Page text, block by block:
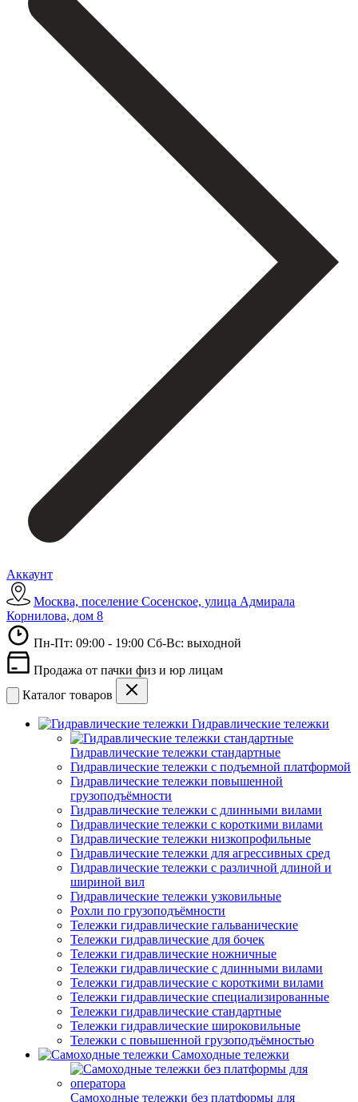
Аккаунт
Москва, поселение Сосенское, улица Адмирала
Корнилова, дом 8
Пн-Пт: 09:00 - 19:00 Сб-Вс: выходной
Продажа от пачки физ и юр лицам
Каталог товаров
Гидравлические тележки
Гидравлические тележки стандартные
Гидравлические тележки с подъемной платформой
Гидравлические тележки повышенной
грузоподъёмности
Гидравлические тележки с длинными вилами
Гидравлические тележки с короткими вилами
Гидравлические тележки низкопрофильные
Гидравлические тележки для агрессивных сред
Гидравлические тележки с различной длиной и
шириной вил
Гидравлические тележки узковильные
Рохли по грузоподъёмности
Тележки гидравлические гальванические
Тележки гидравлические для бочек
Тележки гидравлические ножничные
Тележки гидравлические с длинными вилами
Тележки гидравлические с короткими вилами
Тележки гидравлические специализированные
Тележки гидравлические стандартные
Тележки гидравлические широковильные
Тележки с повышенной грузоподъёмностью
Самоходные тележки
Самоходные тележки без платформы для